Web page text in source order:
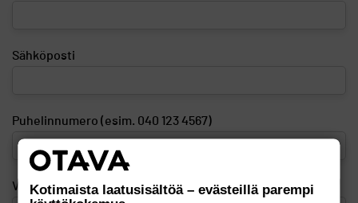
Sähköposti
Puhelinnumero (esim. 040 123 4567)
ViestiKotimaista laatusisältöä – evästeillä parempi